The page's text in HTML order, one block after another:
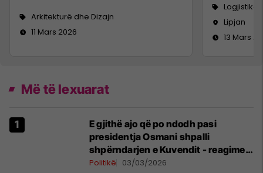
Arkitekturë dhe Dizajn
11 Mars 2026
Logjistikë
Lipjan
13 Mars
Më të lexuarat
E gjithë ajo që po ndodh pasi
presidentja Osmani shpalli
shpërndarjen e Kuvendit - reagimet
e fundit
Politikë 03/03/2026